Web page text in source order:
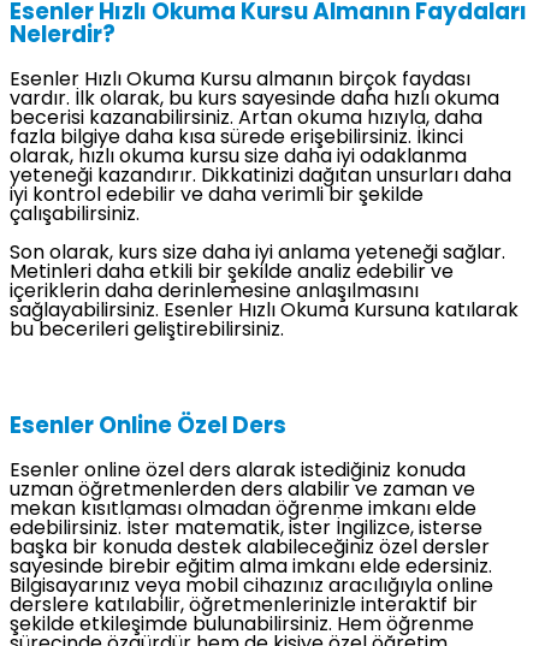
Esenler Hızlı Okuma Kursu Almanın Faydaları
Nelerdir?
Esenler Hızlı Okuma Kursu almanın birçok faydası
vardır. İlk olarak, bu kurs sayesinde daha hızlı okuma
becerisi kazanabilirsiniz. Artan okuma hızıyla, daha
fazla bilgiye daha kısa sürede erişebilirsiniz. İkinci
olarak, hızlı okuma kursu size daha iyi odaklanma
yeteneği kazandırır. Dikkatinizi dağıtan unsurları daha
iyi kontrol edebilir ve daha verimli bir şekilde
çalışabilirsiniz.
Son olarak, kurs size daha iyi anlama yeteneği sağlar.
Metinleri daha etkili bir şekilde analiz edebilir ve
içeriklerin daha derinlemesine anlaşılmasını
sağlayabilirsiniz. Esenler Hızlı Okuma Kursuna katılarak
bu becerileri geliştirebilirsiniz.
Esenler Online Özel Ders
Esenler online özel ders alarak istediğiniz konuda
uzman öğretmenlerden ders alabilir ve zaman ve
mekan kısıtlaması olmadan öğrenme imkanı elde
edebilirsiniz. İster matematik, ister İngilizce, isterse
başka bir konuda destek alabileceğiniz özel dersler
sayesinde birebir eğitim alma imkanı elde edersiniz.
Bilgisayarınız veya mobil cihazınız aracılığıyla online
derslere katılabilir, öğretmenlerinizle interaktif bir
şekilde etkileşimde bulunabilirsiniz. Hem öğrenme